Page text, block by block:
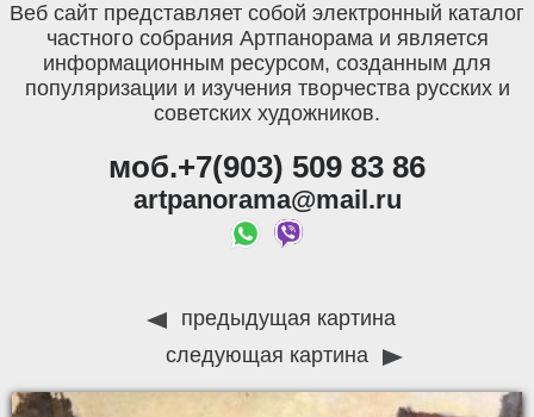
Веб сайт представляет собой электронный каталог
частного собрания Артпанорама и является
информационным ресурсом, созданным для
популяризации и изучения творчества русских и
советских художников.
моб.+7(903) 509 83 86
artpanorama@mail.ru
предыдущая картина
следующая картина